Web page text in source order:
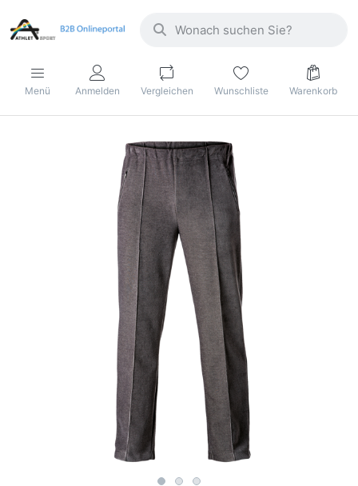
Menü Anmelden Vergleichen Wunschliste Warenkorb